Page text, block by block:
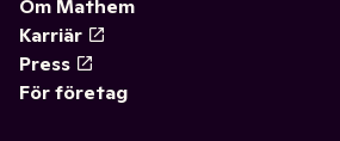
Om Mathem
Karriär
Press
För företag